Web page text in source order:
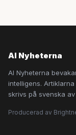
AI Nyheterna
AI Nyheterna
intelligens.
skrivs på svenska
Producerad av